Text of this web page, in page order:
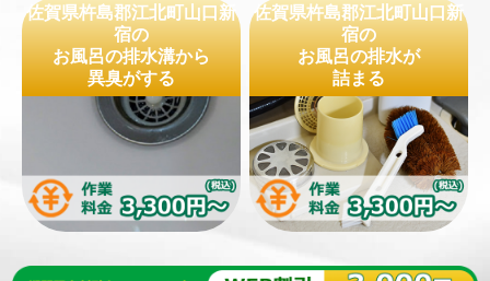
佐賀県杵島郡江北町山口新
宿の
お風呂の排水溝から
異臭がする
佐賀県杵島郡江北町山口新
宿の
お風呂の排水が
詰まる